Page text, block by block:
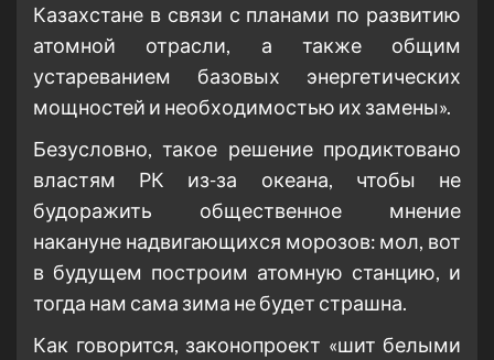
Казахстане в связи с планами по развитию
атомной отрасли, а также общим
устареванием базовых энергетических
мощностей и необходимостью их замены».
Безусловно, такое решение продиктовано
властям РК из-за океана, чтобы не
будоражить общественное мнение
накануне надвигающихся морозов: мол, вот
в будущем построим атомную станцию, и
тогда нам сама зима не будет страшна.
Как говорится, законопроект «шит белыми